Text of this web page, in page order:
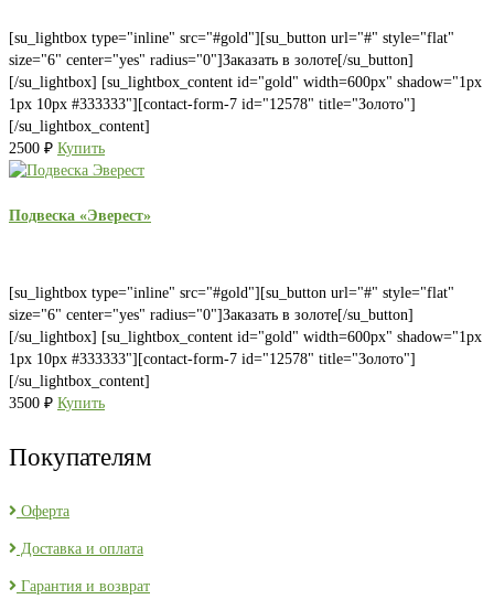
[su_lightbox type="inline" src="#gold"][su_button url="#" style="flat"
size="6" center="yes" radius="0"]Заказать в золоте[/su_button]
[/su_lightbox] [su_lightbox_content id="gold" width=600px" shadow="1px
1px 10px #333333"][contact-form-7 id="12578" title="Золото"]
[/su_lightbox_content]
2500 ₽ Купить
Подвеска «Эверест»
[su_lightbox type="inline" src="#gold"][su_button url="#" style="flat"
size="6" center="yes" radius="0"]Заказать в золоте[/su_button]
[/su_lightbox] [su_lightbox_content id="gold" width=600px" shadow="1px
1px 10px #333333"][contact-form-7 id="12578" title="Золото"]
[/su_lightbox_content]
3500 ₽ Купить
Покупателям
Оферта
Доставка и оплата
Гарантия и возврат